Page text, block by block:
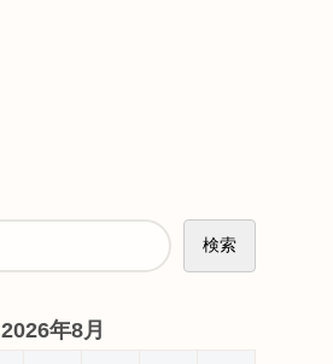
検索
2026年8月